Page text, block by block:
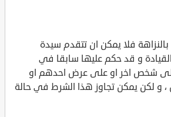
فلا يمكن ان تتقدم سيدة
و قد حكم عليها سابقا في
على شخص اخر او على عرض احدهم او
، و لكن يمكن تجاوز هذا الشرط في حالة